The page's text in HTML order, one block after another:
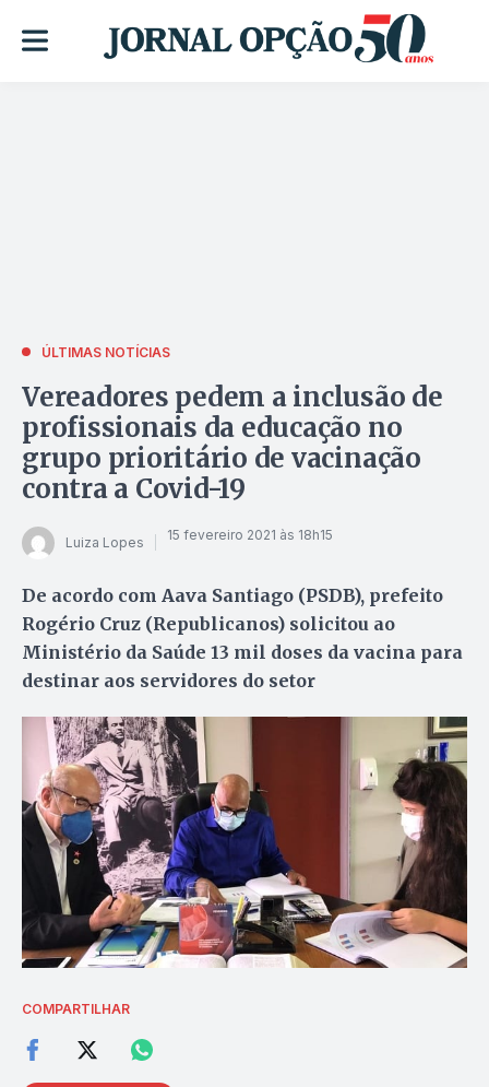
ÚLTIMAS NOTÍCIAS
Vereadores pedem a inclusão de
profissionais da educação no
grupo prioritário de vacinação
contra a Covid-19
Luiza Lopes 15 fevereiro 2021 às 18h15
De acordo com Aava Santiago (PSDB), prefeito
Rogério Cruz (Republicanos) solicitou ao
Ministério da Saúde 13 mil doses da vacina para
destinar aos servidores do setor
COMPARTILHAR